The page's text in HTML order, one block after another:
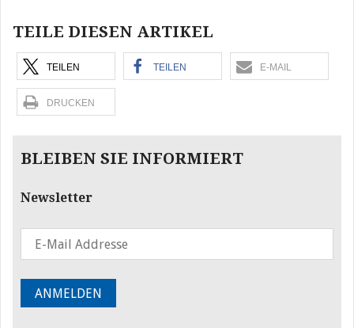
TEILE DIESEN ARTIKEL
TEILEN TEILEN E-MAIL
DRUCKEN
BLEIBEN SIE INFORMIERT
Newsletter